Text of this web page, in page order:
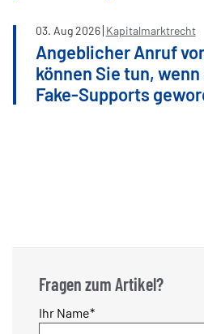
03. Aug2026 Kapitalmarktrecht
Angeblicher Anruf
können Sie tun,
Fake-Supports
Fragen zum Artikel?
Pflichtfeld
Ihr Name*